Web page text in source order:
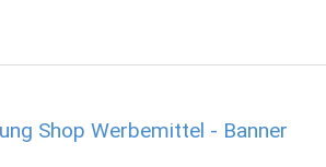
Shop Werbemittel - Banner